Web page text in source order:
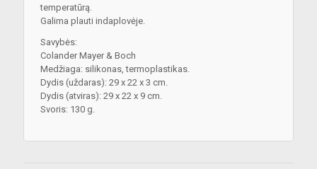
temperatūrą.
Galima plauti indaplovėje.
Savybės:
Colander Mayer & Boch
Medžiaga: silikonas, termoplastikas.
Dydis (uždaras): 29 x 22 x 3 cm.
Dydis (atviras): 29 x 22 x 9 cm.
Svoris: 130 g.